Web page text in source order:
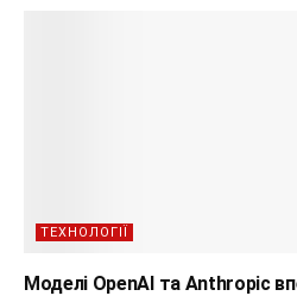
ТЕХНОЛОГІЇ
Моделі OpenAI та Anthropic